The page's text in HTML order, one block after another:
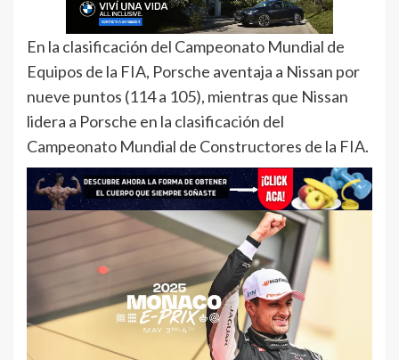
En la clasificación del Campeonato Mundial de
Equipos de la FIA, Porsche aventaja a Nissan por
nueve puntos (114 a 105), mientras que Nissan
lidera a Porsche en la clasificación del
Campeonato Mundial de Constructores de la FIA.